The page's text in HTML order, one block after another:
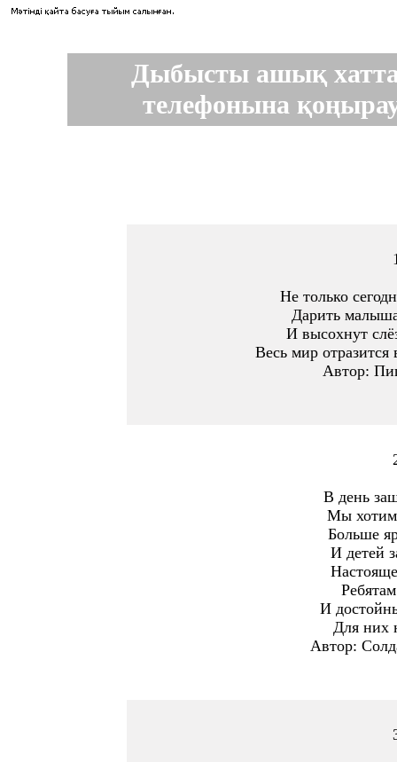
Дыбысты ашық
телефонына
Не только
Дарить
И высохнут
Весь мир отразится
Автор:
В день
Мы хотим
Больше
И детей
И
Для них
Автор: